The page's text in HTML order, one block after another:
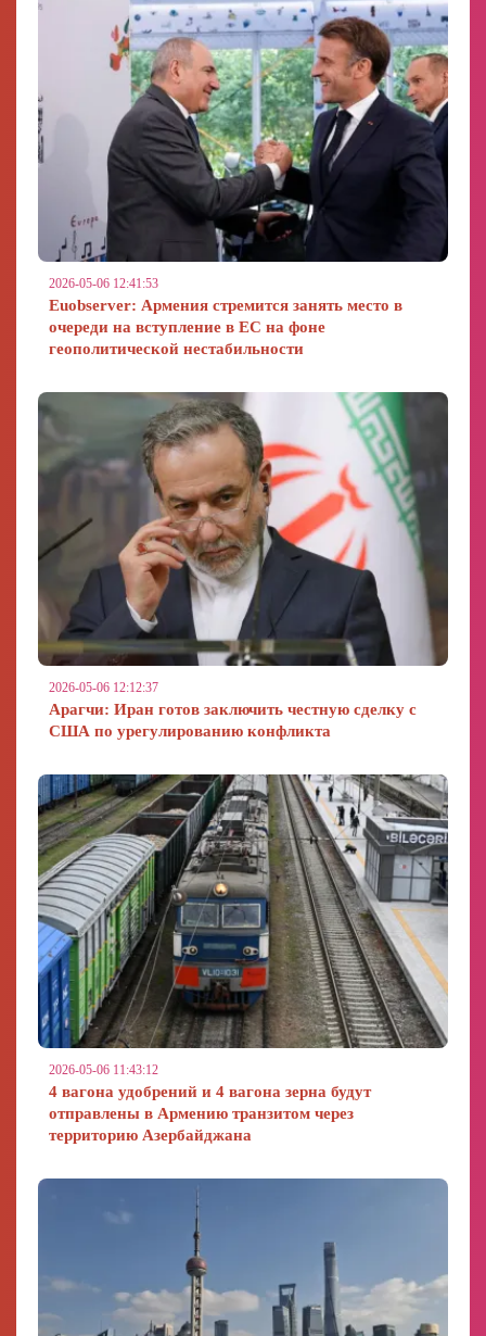
2026-05-06 12:41:53
Euobserver: Армения стремится занять место в
очереди на вступление в ЕС на фоне
геополитической нестабильности
2026-05-06 12:12:37
Арагчи: Иран готов заключить честную сделку с
США по урегулированию конфликта
2026-05-06 11:43:12
4 вагона удобрений и 4 вагона зерна будут
отправлены в Армению транзитом через
территорию Азербайджана